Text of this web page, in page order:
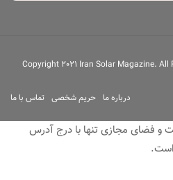
© Copyright 2021 Iran Solar
درباره ما حریم شخصی تماس با ما
فضای مجازی تنها با درج آدرس